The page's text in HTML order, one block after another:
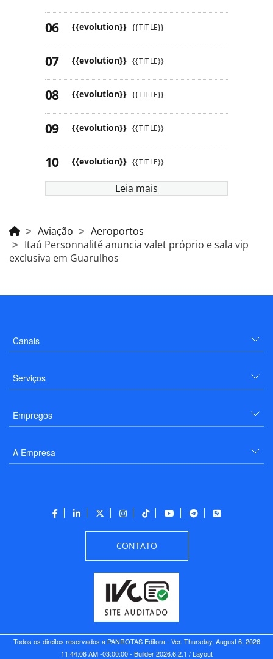
{{evolution}} {{TITLE}}
{{evolution}} {{TITLE}}
{{evolution}} {{TITLE}}
{{evolution}} {{TITLE}}
{{evolution}} {{TITLE}}
Leia mais
Aviação
Aeroportos
Itaú Personnalité anuncia valet próprio e sala vip
exclusiva em Guarulhos
Canais
Serviços
Empregos
A Empresa
CONTATO
Todos os direitos reservados a PANROTAS Editora - Ver. Thursday, August 6, 2026
11:44:06 AM -03:00:00 - Builder 2026.6.2.1 / Layout